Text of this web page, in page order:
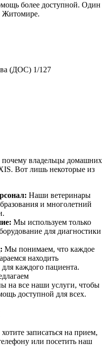
более доступной. Один
Житомире.
(ДОС) 1/127
владельцы домашних
Вот лишь некоторые из
Наши ветеринары
и многолетний
Мы используем только
для диагностики
Мы понимаем, что каждое
находить
каждого пациента.
на все наши услуги, чтобы
доступной для всех.
записаться на прием,
или посетить наш